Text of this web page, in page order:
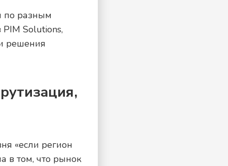
по разным
Solutions,
решения
«если регион
в том, что рынок